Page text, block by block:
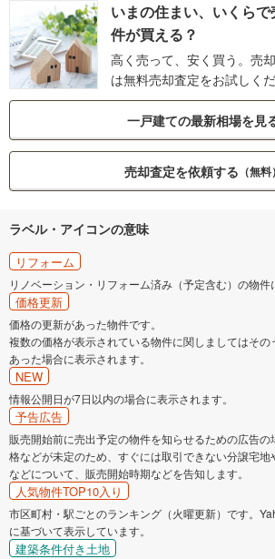
いまの住まい、いくら
件が買える？
高く売って、安く買う。売
は無料売却査定をお試しくだ
一戸建ての最新相場を見
売却査定を依頼する （無料）
ラベル・アイコンの意味
リフォーム
リノベーション・リフォーム済み（予定含む）の物件
価格更新
価格の更新があった物件です。
複数の価格が表示されている物件に関しましてはそ
あった場合に表示されます。
NEW
情報公開日が7日以内の場合に表示されます。
予告広告
販売開始前に売出予定の物件を知らせるための広告
格などが未定のため、すぐには取引できない分譲宅
などについて、販売開始時期などを告知します。
人気物件TOP10入り
市区町村・駅ごとのランキング（火曜更新）です。
に基づいて表示しています。
建築条件付き土地